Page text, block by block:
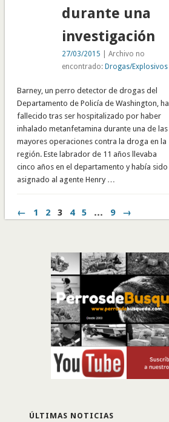
durante una
investigación
27/03/2015 | Archivo no
encontrado: Drogas/Explosivos
Barney, un perro detector de drogas del
Departamento de Policía de Washington, ha
fallecido tras ser hospitalizado por haber
inhalado metanfetamina durante una de las
mayores operaciones contra la droga en la
región. Este labrador de 11 años llevaba
cinco años en el departamento y había sido
asignado al agente Henry …
← 1 2 3 4 5 … 9 →
ÚLTIMAS NOTICIAS